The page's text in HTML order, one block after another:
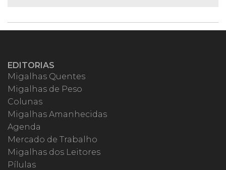
EDITORIAS
Migalhas Quentes
Migalhas de Peso
Colunas
Migalhas Amanhecidas
Agenda
Mercado de Trabalho
Migalhas dos Leitores
Pílulas